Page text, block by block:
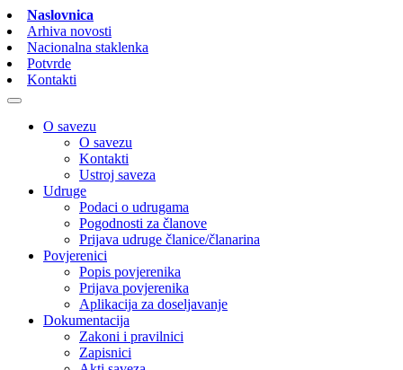
Naslovnica
Arhiva novosti
Nacionalna staklenka
Potvrde
Kontakti
O savezu
O savezu
Kontakti
Ustroj saveza
Udruge
Podaci o udrugama
Pogodnosti za članove
Prijava udruge članice/članarina
Povjerenici
Popis povjerenika
Prijava povjerenika
Aplikacija za doseljavanje
Dokumentacija
Zakoni i pravilnici
Zapisnici